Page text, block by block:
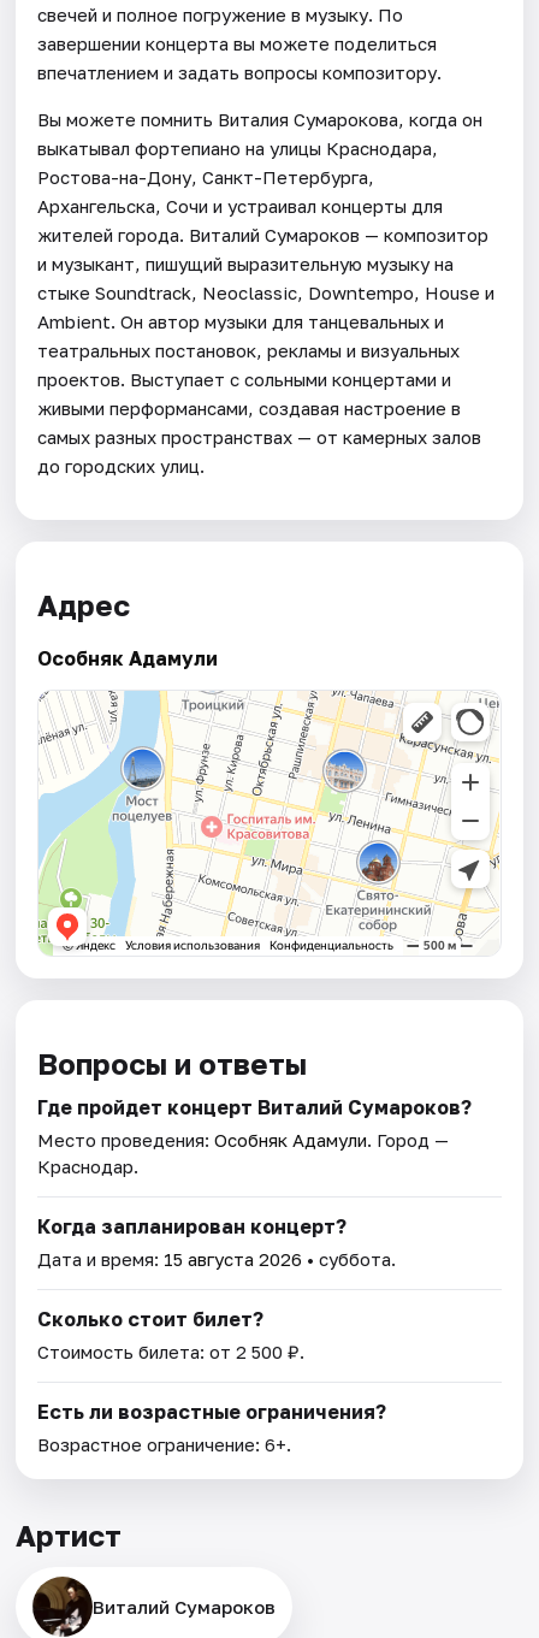
свечей и полное погружение в музыку. По
завершении концерта вы можете поделиться
впечатлением и задать вопросы композитору.
Вы можете помнить Виталия Сумарокова, когда он
выкатывал фортепиано на улицы Краснодара,
Ростова-на-Дону, Санкт-Петербурга,
Архангельска, Сочи и устраивал концерты для
жителей города. Виталий Сумароков — композитор
и музыкант, пишущий выразительную музыку на
стыке Soundtrack, Neoclassic, Downtempo, House и
Ambient. Он автор музыки для танцевальных и
театральных постановок, рекламы и визуальных
проектов. Выступает с сольными концертами и
живыми перформансами, создавая настроение в
самых разных пространствах — от камерных залов
до городских улиц.
Адрес
Особняк Адамули
Вопросы и ответы
Где пройдет концерт Виталий Сумароков?
Место проведения:Особняк Адамули. Город —
Краснодар.
Когда запланирован концерт?
Дата и время: 15 августа 2026 • суббота.
Сколько стоит билет?
Стоимость билета: от 2 500 ₽.
Есть ли возрастные ограничения?
Возрастное ограничение: 6+.
Артист
Виталий Сумароков